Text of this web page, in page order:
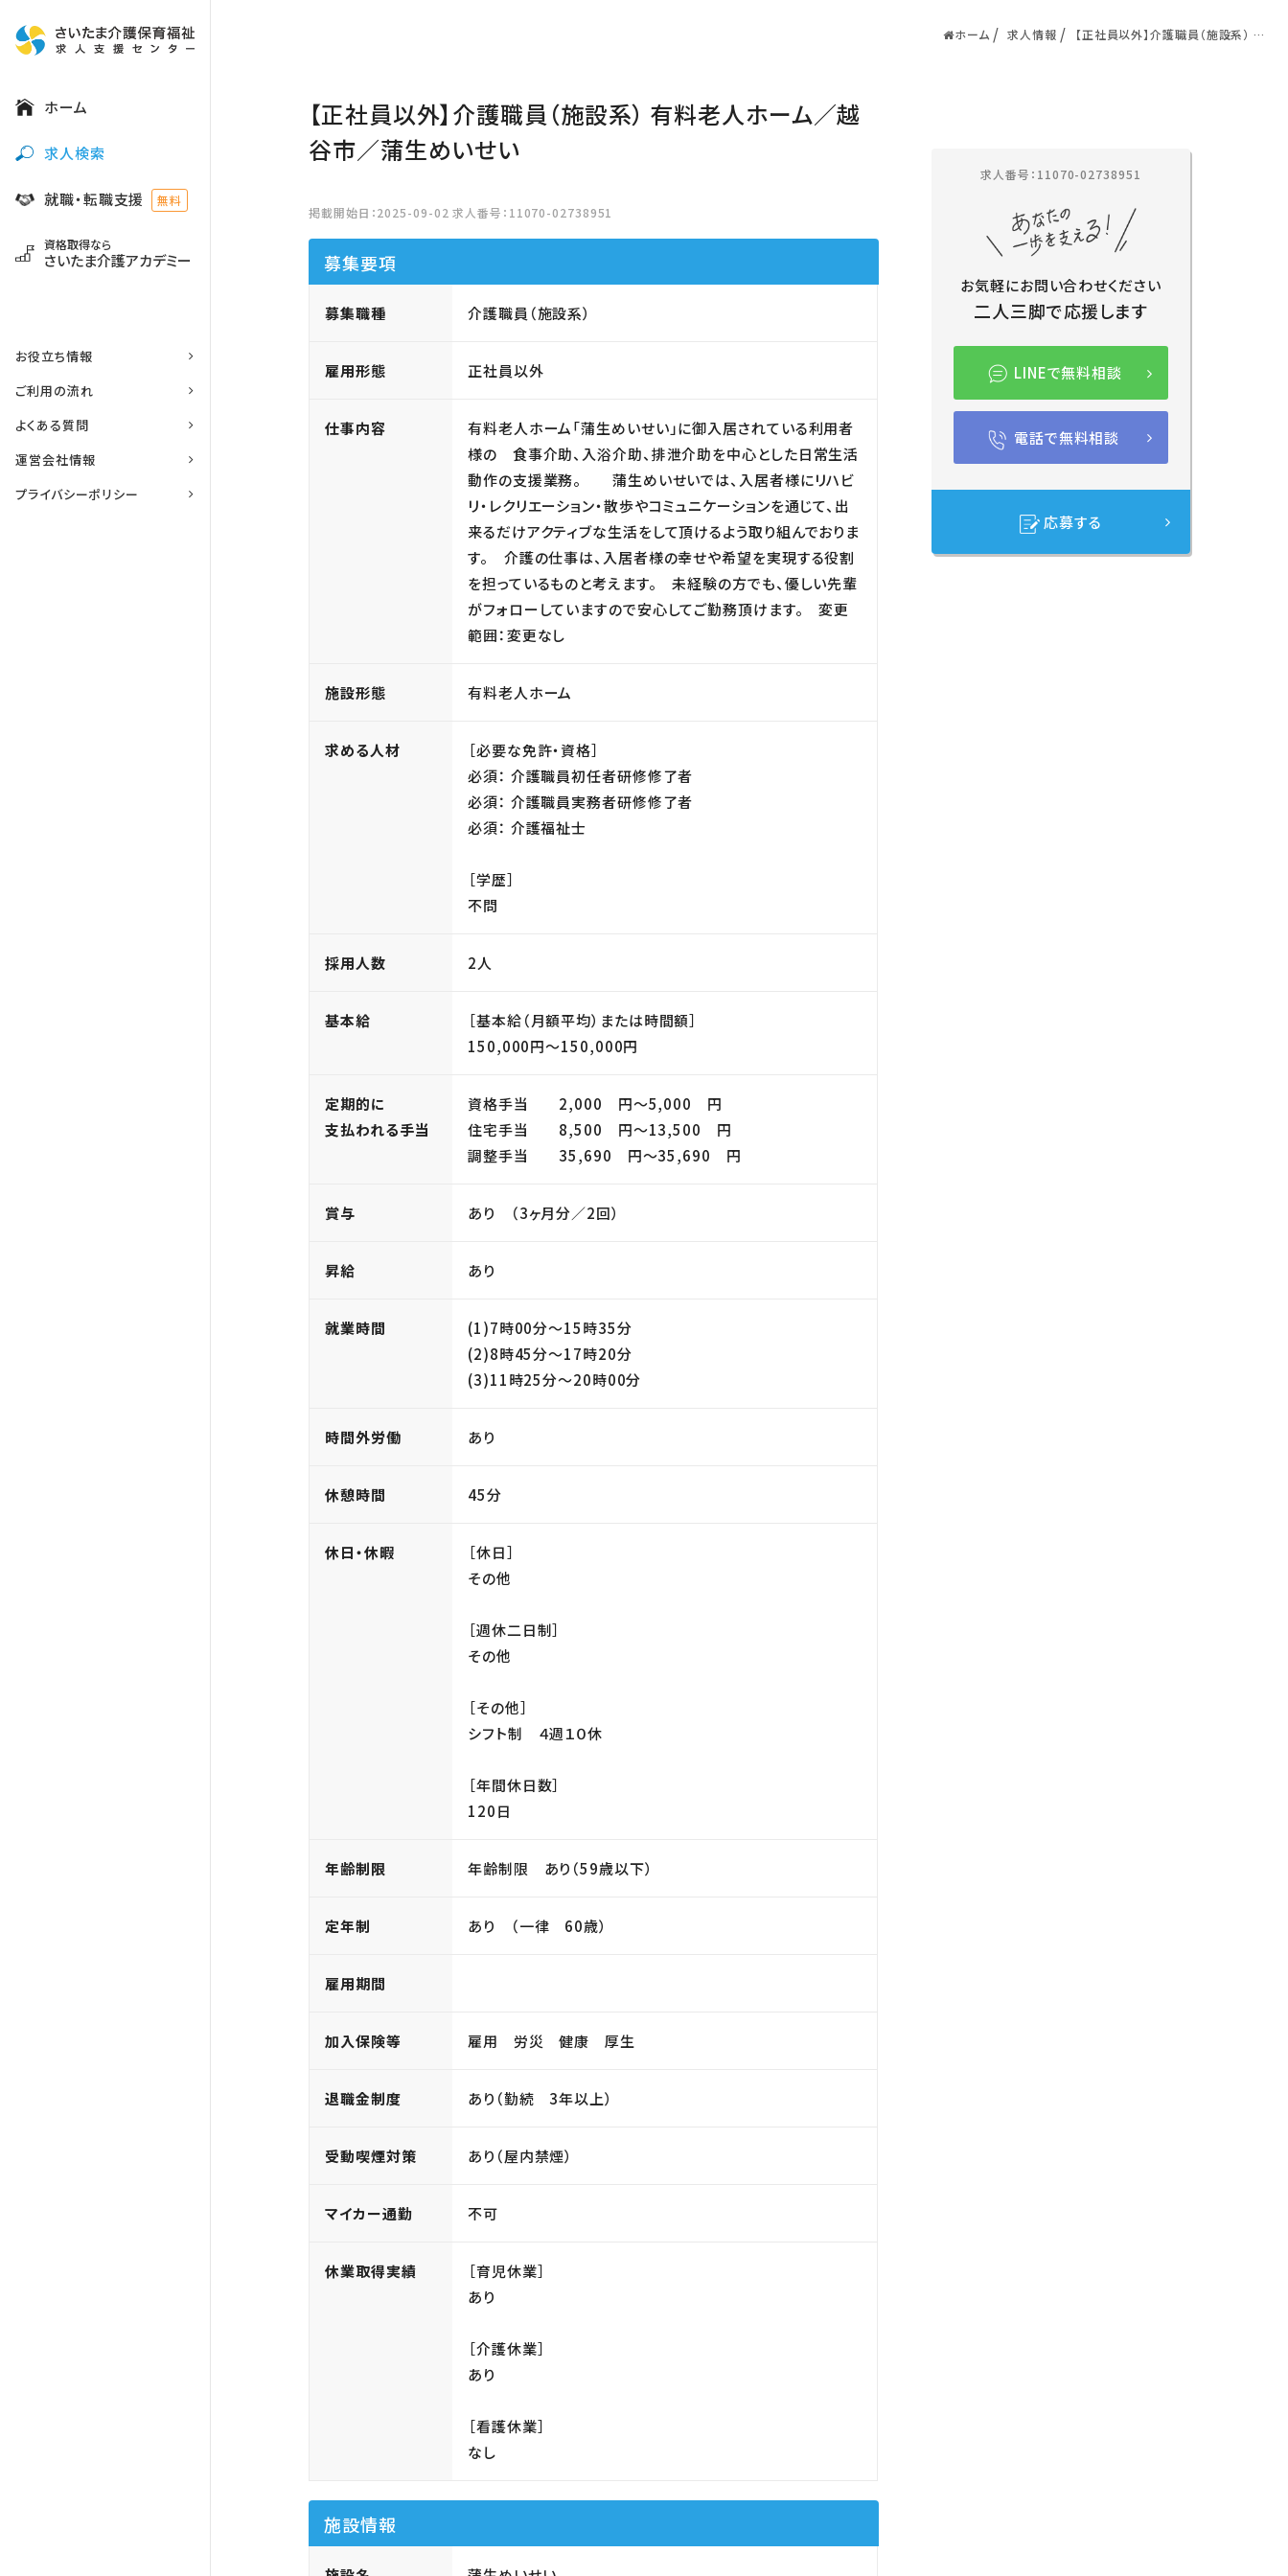
ホーム
求人検索
就職・転職支援 無料
資格取得なら
さいたま介護アカデミー
お役立ち情報
ご利用の流れ
よくある質問
運営会社情報
プライバシーポリシー
ホーム 求人情報
【正社員以外】介護職員（施設系） 有
【正社員以外】介護職員（施設系） 有料老人ホーム／越
谷市／蒲生めいせい
掲載開始日：2025-09-02 求人番号：11070-02738951
募集要項
募集職種 介護職員（施設系）
雇用形態 正社員以外
仕事内容
有料老人ホーム「蒲生めいせい」に御入居されている利用者
様の 食事介助、入浴介助、排泄介助を中心とした日常生活
動作の支援業務。 蒲生めいせいでは、入居者様にリハビ
リ・レクリエーション・散歩やコミュニケーションを通じて、出
来るだけアクティブな生活をして頂けるよう取り組んでおりま
す。 介護の仕事は、入居者様の幸せや希望を実現する役割
を担っているものと考えます。 未経験の方でも、優しい先輩
がフォローしていますので安心してご勤務頂けます。 変更
範囲：変更なし
施設形態 有料老人ホーム
求める人材
［必要な免許・資格］
必須： 介護職員初任者研修修了者
必須： 介護職員実務者研修修了者
必須： 介護福祉士
［学歴］
不問
採用人数 2人
基本給
［基本給（月額平均）または時間額］
150,000円〜150,000円
定期的に
支払われる手当
資格手当 2,000 円〜5,000 円
住宅手当 8,500 円〜13,500 円
調整手当 35,690 円〜35,690 円
賞与 あり （3ヶ月分／2回）
昇給 あり
就業時間
(1)7時00分〜15時35分
(2)8時45分〜17時20分
(3)11時25分〜20時00分
時間外労働 あり
休憩時間 45分
休日・休暇
［休日］
その他
［週休二日制］
その他
［その他］
シフト制 ４週１０休
［年間休日数］
120日
年齢制限 年齢制限 あり（59歳以下）
定年制 あり （一律 60歳）
雇用期間
加入保険等 雇用 労災 健康 厚生
退職金制度 あり（勤続 3年以上）
受動喫煙対策 あり（屋内禁煙）
マイカー通勤 不可
休業取得実績
［育児休業］
あり
［介護休業］
あり
［看護休業］
なし
施設情報
求人番号：11070-02738951
お気軽にお問い合わせください
二人三脚で応援します
LINEで無料相談
電話で無料相談
応募する